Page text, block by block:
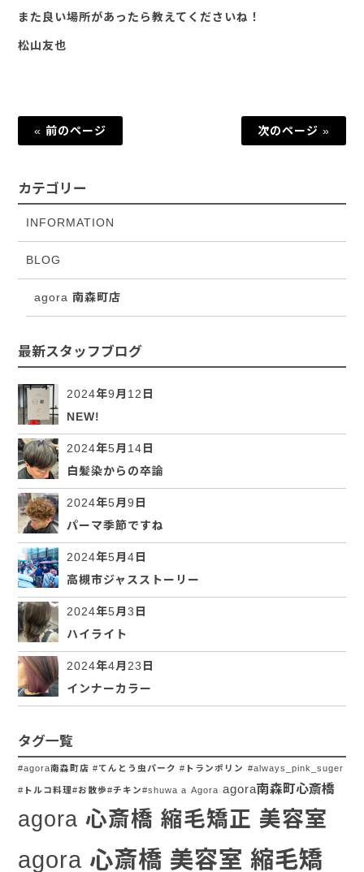
また良い場所があったら教えてくださいね！
松山友也
« 前のページ 次のページ »
カテゴリー
INFORMATION
BLOG
agora 南森町店
最新スタッフブログ
2024年9月12日
NEW!
2024年5月14日
白髪染からの卒論
2024年5月9日
パーマ季節ですね
2024年5月4日
高槻市ジャスストーリー
2024年5月3日
ハイライト
2024年4月23日
インナーカラー
タグ一覧
#agora南森町店 #てんとう虫パーク #トランポリン #always_pink_suger
#トルコ料理#お散歩#チキン#shuwa a Agora agora南森町心斎橋
agora 心斎橋 縮毛矯正 美容室
agora 心斎橋 美容室 縮毛矯